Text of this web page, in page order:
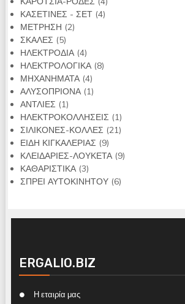
ΚΑΣΕΤΙΝΕΣ - ΣΕΤ 44
ΜΕΤΡΗΣΗ 22
ΣΚΑΛΕΣ 55
προϊόντα
ΗΛΕΚΤΡΟΔΙΑ 44
προϊόντα
ΗΛΕΚΤΡΟΛΟΓΙΚΑ 88
ΜΗΧΑΝΗΜΑΤΑ 44
προϊόντα
ΑΛΥΣΟΠΡΙΟΝΑ 11
ΑΝΤΛΙΕΣ 11
προϊόν
ΗΛΕΚΤΡΟΚΟΛΛΗΣΕΙΣ 11
προϊόν
ΣΙΛΙΚΟΝΕΣ-ΚΟΛΛΕΣ 2121
ΕΙΔΗ ΚΙΓΚΑΛΕΡΙΑΣ 99
προϊόντα
ΚΛΕΙΔΑΡΙΕΣ-ΛΟΥΚΕΤΑ 99
ΚΑΘΑΡΙΣΤΙΚΑ 33
προϊόντα
ΣΠΡΕΙ ΑΥΤΟΚΙΝΗΤΟΥ 66
ERGALIO.BIZ
Η εταιρία μας